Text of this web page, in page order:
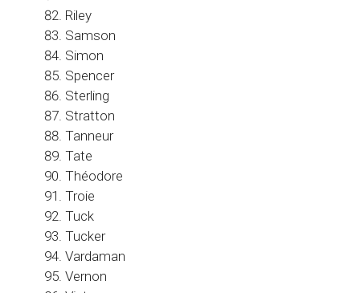
Riley
Samson
Simon
Spencer
Sterling
Stratton
Tanneur
Tate
Théodore
Troie
Tuck
Tucker
Vardaman
Vernon